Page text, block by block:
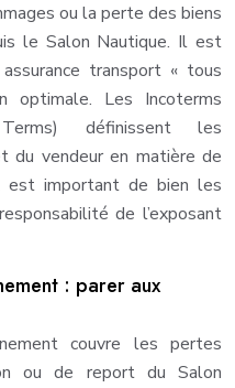
ou la perte des biens
le Salon Nautique. Il est
transport « tous
optimale. Les Incoterms
Terms) définissent les
du vendeur en matière de
est important de bien les
de l’exposant
: parer aux
couvre les pertes
ou de report du Salon